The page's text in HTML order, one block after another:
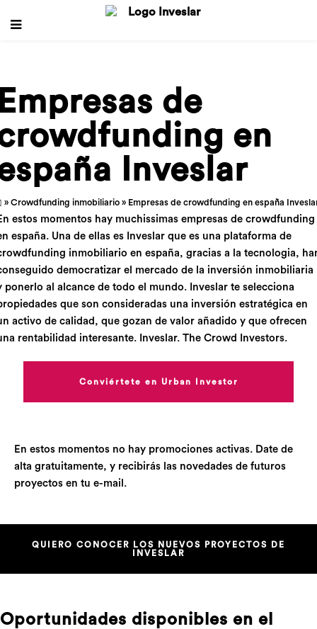
de
en
Inveslar
» Crowdfunding inmobiliario » Empresas de crowdfunding en españa
estos momentos hay muchissimas empresas de crowdfunding
españa. Una de ellas es Inveslar que es una plataforma de
inmobiliario en españa, gracias a la tecnologia,
democratizar el mercado de la inversión inmobiliaria
ponerlo al alcance de todo el mundo. Inveslar te selecciona
que son consideradas una inversión estratégica en
activo de calidad, que gozan de valor añadido y que ofrecen
rentabilidad interesante. Inveslar. The Crowd Investors.
Conviértete en Urban Investor
En estos momentos no hay promociones activas. Date de
alta gratuitamente, y recibirás las novedades de futuros
proyectos en tu e-mail.
QUIERO CONOCER LOS NUEVOS PROYECTOS DE
INVESLAR
Oportunidades disponibles en el